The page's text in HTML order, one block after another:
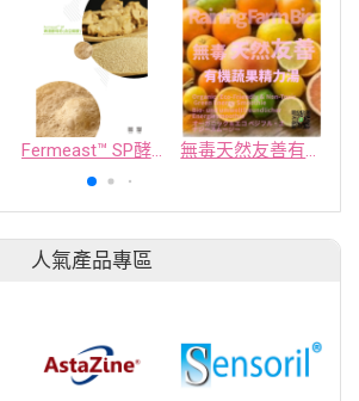
Fermeast™ SP酵母粉 無毒天然友善有機蔬果精力湯
人氣產品專區